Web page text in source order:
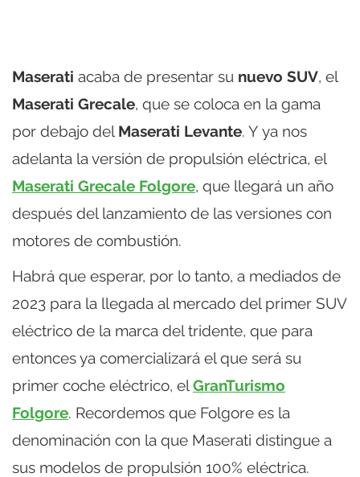
Maserati acaba de presentar su nuevo SUV, el
Maserati Grecale, que se coloca en la gama
por debajo del Maserati Levante. Y ya nos
adelanta la versión de propulsión eléctrica, el
Maserati Grecale Folgore, que llegará un año
después del lanzamiento de las versiones con
motores de combustión.
Habrá que esperar, por lo tanto, a mediados de
2023 para la llegada al mercado del primer SUV
eléctrico de la marca del tridente, que para
entonces ya comercializará el que será su
primer coche eléctrico, elGranTurismo
Folgore. Recordemos que Folgore es la
denominación con la que Maserati distingue a
sus modelos de propulsión 100% eléctrica.